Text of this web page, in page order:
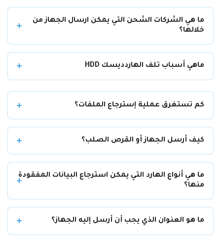
ما هي الشركات الشحن التي يمكن ارسال الجهاز من
خلالها؟
ماهي أسباب تلف الهاردديسك HDD
كم تستغرق عملية إسترجاع الملفات؟
كيف أرسل الجهاز أو القرص الصلب؟
ما هي أنواع الهارد التي يمكن استرجاع البيانات المفقودة
منها؟
ما هو العنوان الذي يجب أن أرسل إليه الجهاز؟